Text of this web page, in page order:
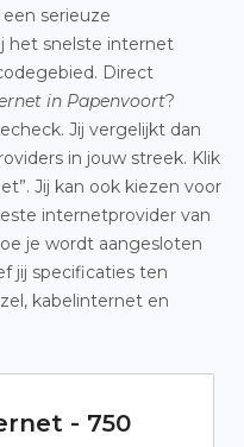
serieuze
het snelste internet
Direct
in Papenvoort?
Jij vergelijkt dan
in jouw streek. Klik
Jij kan ook kiezen voor
internetprovider van
je wordt aangesloten
jij specificaties ten
kabelinternet en
- 750